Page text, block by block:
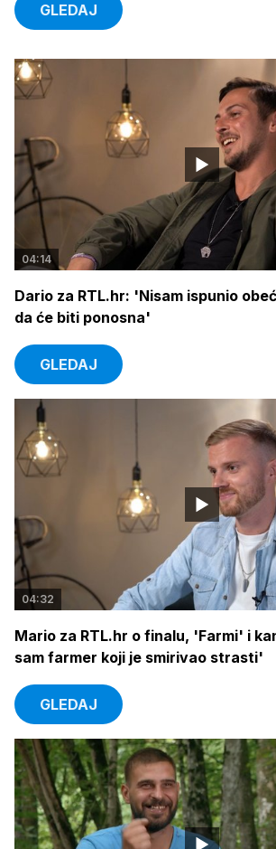
GLEDAJ
04:14
Dario za RTL.hr: 'Nisam ispunio
da će biti ponosna'
GLEDAJ
04:32
Mario za RTL.hr o finalu, 'Farmi' i
sam farmer koji je smirivao strasti'
GLEDAJ